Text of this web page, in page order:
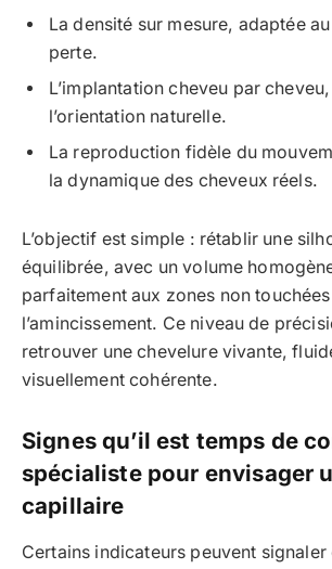
La densité sur mesure, adaptée
perte.
L’implantation cheveu par
l’orientation naturelle.
La reproduction fidèle du
la dynamique des cheveux réels.
L’objectif est simple : rétablir une
équilibrée, avec un volume
parfaitement aux zones non
l’amincissement. Ce niveau de
retrouver une chevelure vivante,
visuellement cohérente.
Signes qu’il est temps de
spécialiste pour envisager
capillaire
Certains indicateurs peuvent signaler